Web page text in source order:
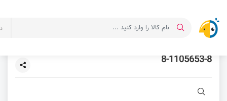
8-1105653-8